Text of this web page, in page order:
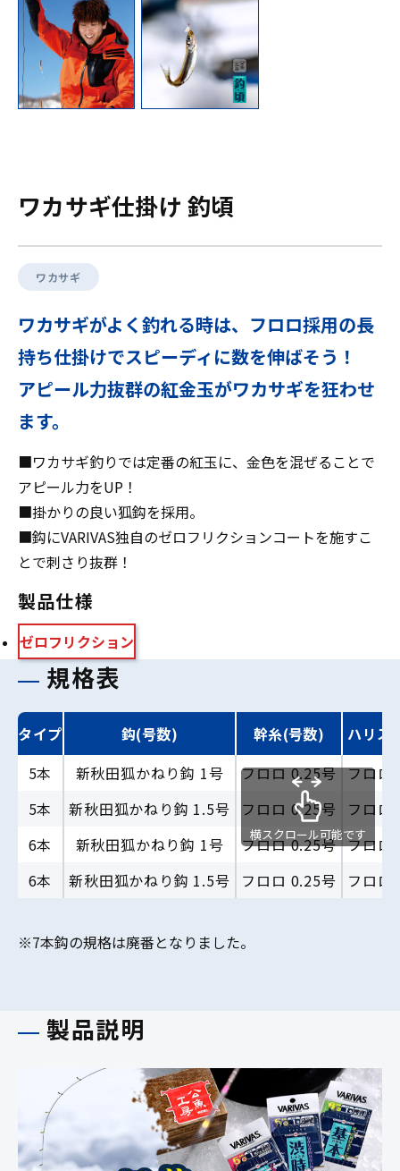
ワカサギ仕掛け 釣頃
ワカサギ
ワカサギがよく釣れる時は、フロロ採用の長
持ち仕掛けでスピーディに数を伸ばそう！
アピール力抜群の紅金玉がワカサギを狂わせ
ます。
■ワカサギ釣りでは定番の紅玉に、金色を混ぜることで
アピール力をUP！
■掛かりの良い狐鈎を採用。
■鈎にVARIVAS独自のゼロフリクションコートを施すこ
とで刺さり抜群！
製品仕様
ゼロフリクション
規格表
タイプ 鈎(号数) 幹糸(号数)
ハリス
5本
新秋田狐かねり鈎 1号 フロロ 0.25号 フロロ
5本
新秋田狐かねり鈎 1.5号 フロロ 0.25号
フロロ
6本
新秋田狐かねり鈎 1号 フロロ 0.25号 フロロ
6本
新秋田狐かねり鈎 1.5号 フロロ 0.25号 フロロ
横スクロール可能です
※7本鈎の規格は廃番となりました。
製品説明